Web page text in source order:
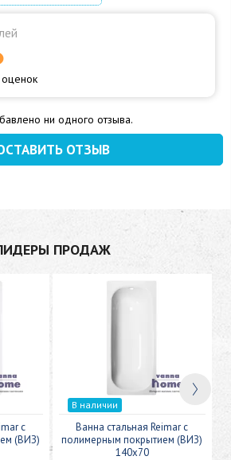
ни одного отзыва.
ОТЗЫВ
ПРОДАЖ
с
(ВИЗ)
В наличии
Ванна стальная Reimar с
полимерным покрытием (ВИЗ)
140x70